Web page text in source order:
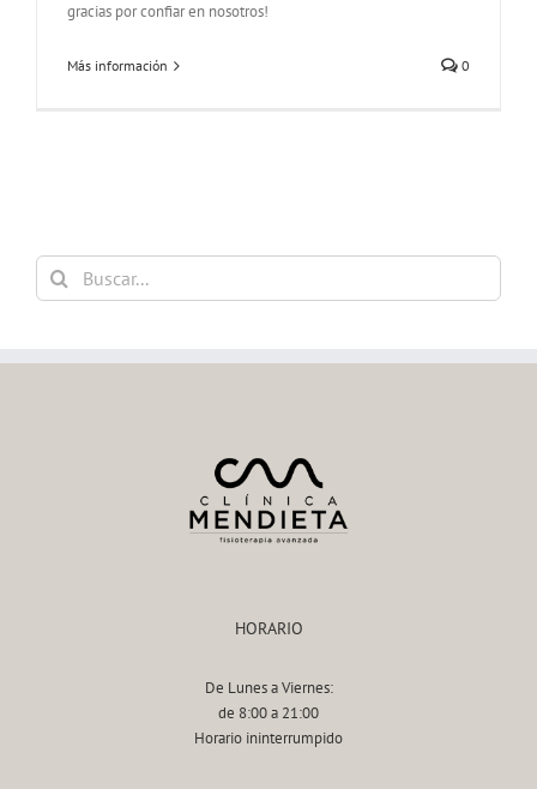
gracias por confiar en nosotros!
Más información 0
Buscar:
HORARIO
De Lunes a Viernes:
de 8:00 a 21:00
Horario ininterrumpido